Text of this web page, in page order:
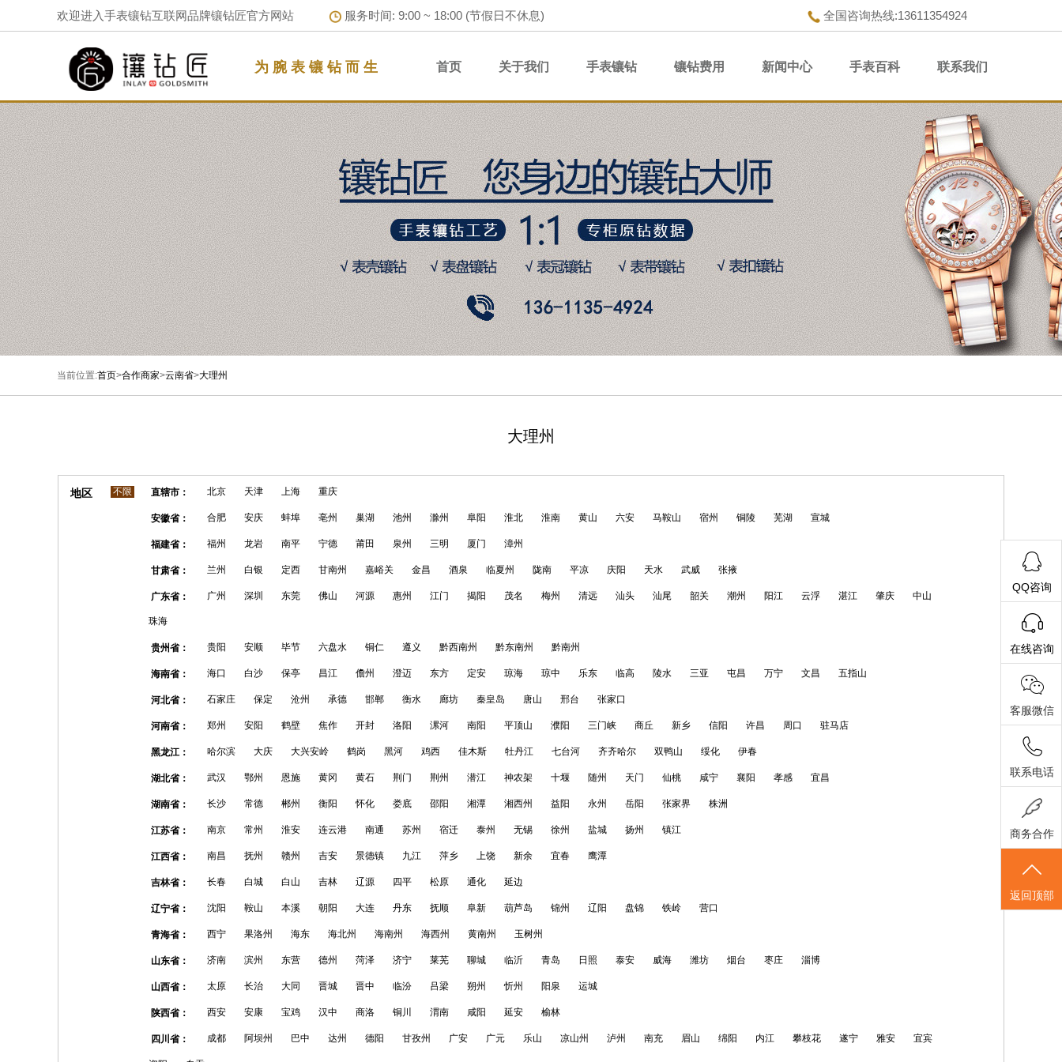
欢迎进入手表镶钻互联网品牌镶钻匠官方网站 服务时间: 9:00 ~ 18:00 (节假日不休息) 全国咨询热线:13611354924
为 腕 表 镶 钻 而 生 首页 关于我们 手表镶钻 镶钻费用 新闻中心 手表百科 联系我们
当前位置:首页>合作商家>云南省>大理州
大理州
地区 不限 直辖市： 北京 天津 上海 重庆
安徽省： 合肥 安庆 蚌埠 亳州 巢湖 池州 滁州 阜阳 淮北 淮南 黄山 六安 马鞍山 宿州 铜陵 芜湖 宣城
福建省： 福州 龙岩 南平 宁德 莆田 泉州 三明 厦门 漳州
甘肃省： 兰州 白银 定西 甘南州 嘉峪关 金昌 酒泉 临夏州 陇南 平凉 庆阳 天水 武威 张掖
广东省： 广州 深圳 东莞 佛山 河源 惠州 江门 揭阳 茂名 梅州 清远 汕头 汕尾 韶关 潮州 阳江 云浮 湛江 肇庆 中山
珠海
贵州省： 贵阳 安顺 毕节 六盘水 铜仁 遵义 黔西南州 黔东南州 黔南州
海南省： 海口 白沙 保亭 昌江 儋州 澄迈 东方 定安 琼海 琼中 乐东 临高 陵水 三亚 屯昌 万宁 文昌 五指山
河北省： 石家庄 保定 沧州 承德 邯郸 衡水 廊坊 秦皇岛 唐山 邢台 张家口
河南省： 郑州 安阳 鹤壁 焦作 开封 洛阳 漯河 南阳 平顶山 濮阳 三门峡 商丘 新乡 信阳 许昌 周口 驻马店
黑龙江： 哈尔滨 大庆 大兴安岭 鹤岗 黑河 鸡西 佳木斯 牡丹江 七台河 齐齐哈尔 双鸭山 绥化 伊春
湖北省： 武汉 鄂州 恩施 黄冈 黄石 荆门 荆州 潜江 神农架 十堰 随州 天门 仙桃 咸宁 襄阳 孝感 宜昌
湖南省： 长沙 常德 郴州 衡阳 怀化 娄底 邵阳 湘潭 湘西州 益阳 永州 岳阳 张家界 株洲
江苏省： 南京 常州 淮安 连云港 南通 苏州 宿迁 泰州 无锡 徐州 盐城 扬州 镇江
江西省： 南昌 抚州 赣州 吉安 景德镇 九江 萍乡 上饶 新余 宜春 鹰潭
吉林省： 长春 白城 白山 吉林 辽源 四平 松原 通化 延边
辽宁省： 沈阳 鞍山 本溪 朝阳 大连 丹东 抚顺 阜新 葫芦岛 锦州 辽阳 盘锦 铁岭 营口
青海省： 西宁 果洛州 海东 海北州 海南州 海西州 黄南州 玉树州
山东省： 济南 滨州 东营 德州 菏泽 济宁 莱芜 聊城 临沂 青岛 日照 泰安 威海 潍坊 烟台 枣庄 淄博
山西省： 太原 长治 大同 晋城 晋中 临汾 吕梁 朔州 忻州 阳泉 运城
陕西省： 西安 安康 宝鸡 汉中 商洛 铜川 渭南 咸阳 延安 榆林
四川省： 成都 阿坝州 巴中 达州 德阳 甘孜州 广安 广元 乐山 凉山州 泸州 南充 眉山 绵阳 内江 攀枝花 遂宁 雅安 宜宾
QQ咨询
在线咨询
客服微信
联系电话
商务合作
返回顶部